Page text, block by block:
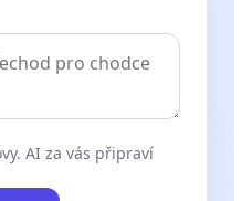
AI za vás připraví